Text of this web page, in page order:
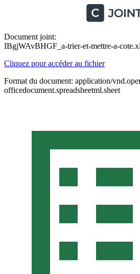
Document joint:
IBgjWAvBHGF_a-trier-et-mettre-a-
Cliquez pour accéder au fichier
Format du document: application/
officedocument.spreadsheetml.sheet